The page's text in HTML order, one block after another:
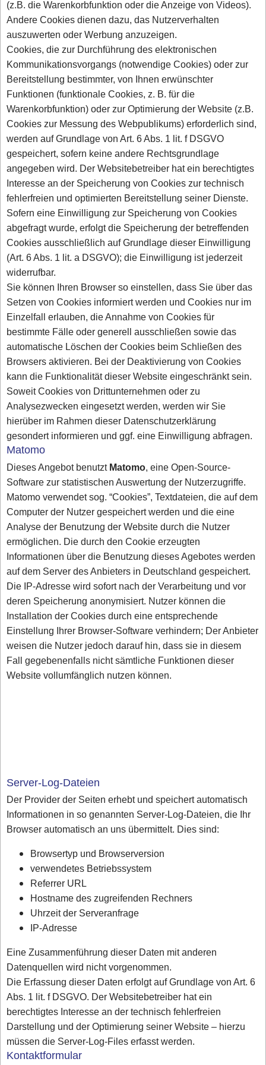
(z.B. die Warenkorbfunktion oder die Anzeige von Videos).
Andere Cookies dienen dazu, das Nutzerverhalten
auszuwerten oder Werbung anzuzeigen.
Cookies, die zur Durchführung des elektronischen
Kommunikationsvorgangs (notwendige Cookies) oder zur
Bereitstellung bestimmter, von Ihnen erwünschter
Funktionen (funktionale Cookies, z. B. für die
Warenkorbfunktion) oder zur Optimierung der Website (z.B.
Cookies zur Messung des Webpublikums) erforderlich sind,
werden auf Grundlage von Art. 6 Abs. 1 lit. f DSGVO
gespeichert, sofern keine andere Rechtsgrundlage
angegeben wird. Der Websitebetreiber hat ein berechtigtes
Interesse an der Speicherung von Cookies zur technisch
fehlerfreien und optimierten Bereitstellung seiner Dienste.
Sofern eine Einwilligung zur Speicherung von Cookies
abgefragt wurde, erfolgt die Speicherung der betreffenden
Cookies ausschließlich auf Grundlage dieser Einwilligung
(Art. 6 Abs. 1 lit. a DSGVO); die Einwilligung ist jederzeit
widerrufbar.
Sie können Ihren Browser so einstellen, dass Sie über das
Setzen von Cookies informiert werden und Cookies nur im
Einzelfall erlauben, die Annahme von Cookies für
bestimmte Fälle oder generell ausschließen sowie das
automatische Löschen der Cookies beim Schließen des
Browsers aktivieren. Bei der Deaktivierung von Cookies
kann die Funktionalität dieser Website eingeschränkt sein.
Soweit Cookies von Drittunternehmen oder zu
Analysezwecken eingesetzt werden, werden wir Sie
hierüber im Rahmen dieser Datenschutzerklärung
gesondert informieren und ggf. eine Einwilligung abfragen.
Matomo
Dieses Angebot benutztMatomo, eine Open-Source-
Software zur statistischen Auswertung der Nutzerzugriffe.
Matomo verwendet sog. “Cookies”, Textdateien, die auf dem
Computer der Nutzer gespeichert werden und die eine
Analyse der Benutzung der Website durch die Nutzer
ermöglichen. Die durch den Cookie erzeugten
Informationen über die Benutzung dieses Agebotes werden
auf dem Server des Anbieters in Deutschland gespeichert.
Die IP-Adresse wird sofort nach der Verarbeitung und vor
deren Speicherung anonymisiert. Nutzer können die
Installation der Cookies durch eine entsprechende
Einstellung Ihrer Browser-Software verhindern; Der Anbieter
weisen die Nutzer jedoch darauf hin, dass sie in diesem
Fall gegebenenfalls nicht sämtliche Funktionen dieser
Website vollumfänglich nutzen können.
Server-Log-Dateien
Der Provider der Seiten erhebt und speichert automatisch
Informationen in so genannten Server-Log-Dateien, die Ihr
Browser automatisch an uns übermittelt. Dies sind:
Browsertyp und Browserversion
verwendetes Betriebssystem
Referrer URL
Hostname des zugreifenden Rechners
Uhrzeit der Serveranfrage
IP-Adresse
Eine Zusammenführung dieser Daten mit anderen
Datenquellen wird nicht vorgenommen.
Die Erfassung dieser Daten erfolgt auf Grundlage von Art. 6
Abs. 1 lit. f DSGVO. Der Websitebetreiber hat ein
berechtigtes Interesse an der technisch fehlerfreien
Darstellung und der Optimierung seiner Website – hierzu
müssen die Server-Log-Files erfasst werden.
Kontaktformular